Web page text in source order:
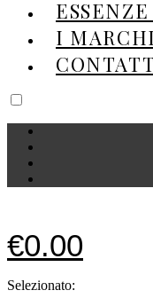
I MARCHI
€0.00
Selezionato: